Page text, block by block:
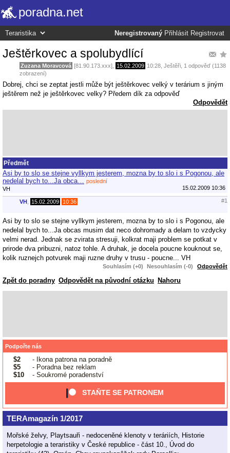
poradna.net
Neregistrovaný Přihlásit Registrovat
Ještěrkovec a spolubydlící
Zuzana Moravcová [81.90.173.xxx], 15.02.2009 10:28 Ještěři , 1 odpověď (1138
zobrazení)
Dobrej, chci se zeptat jestli může být ještěrkovec velký v terárium s jiným
ještěrem než je ještěrkovec velky? Předem dík za odpověď
Odpovědět
Předmět
Asi by to slo se stejne vyllkym jesterem, mozna by to slo i s Pogonou, ale
nedelal bych to...Ja obca…
poslední
VH
15.02.2009 10:36
VH 15.02.2009 10:36 #1
Asi by to slo se stejne vyllkym jesterem, mozna by to slo i s Pogonou, ale
nedelal bych to...Ja obcas musim dat neco dohromady a delam to vzdycky
velmi nerad. Jednak se zvirata stresuji, kolkrat maji problem se potkat v
prirode dva pribuzni, natoz tohle. A druhak, je docela poucne kouknout se,
kolik ruznejch potvurek maji ruzne druhy v trusu - poucne... VH
Souhlasím (+0) Nesouhlasím (-0) Odpovědět
Zpět do poradny Odpovědět na původní otázku Nahoru
Podpořte nás
$2
- Ikona patrona na poradně
$5
- Poradna bez reklam
$10
- Soukromé poradenství
STAŇTE SE PATRONEM
TERAmagazín 1/2017
Mořské želvy, Playtsauři - nedoceněné klenoty v teráriích, Historie
herpetologie a teraristiky v České republice - část 10., Úvod do